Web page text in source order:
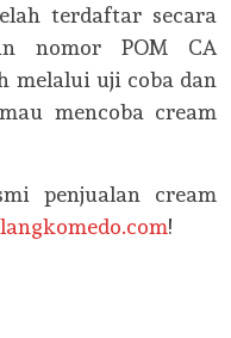
terdaftar secara
nomor POM CA
melalui uji coba dan
mencoba cream
penjualan cream
!